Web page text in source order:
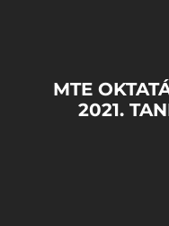
MTE
2021.